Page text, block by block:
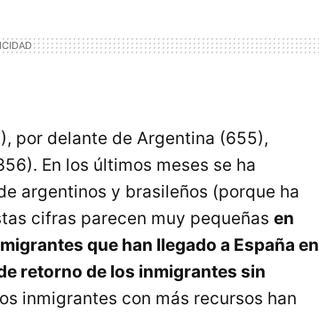
por delante de Argentina (655),
En los últimos meses se ha
argentinos y brasileños (porque ha
cifras parecen muy pequeñas en
que han llegado a España en
retorno de los inmigrantes sin
inmigrantes con más recursos han